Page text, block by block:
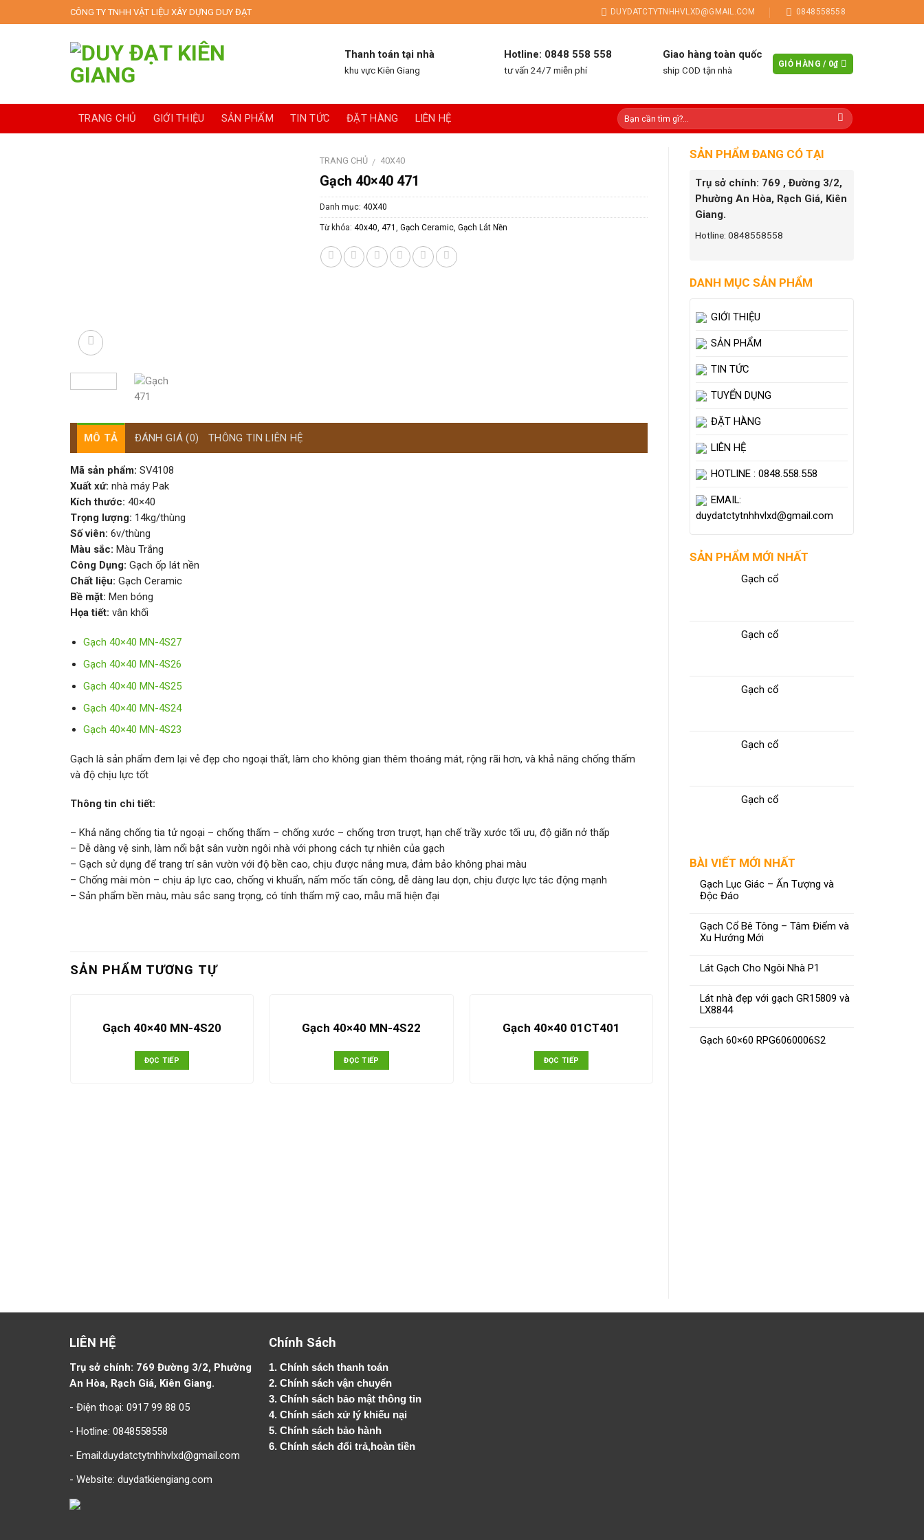
to
CÔNG TY TNHH VẬT LIỆU XÂY DỰNG DUY ĐẠT DUYDATCTYTNHHVLXD@GMAIL.COM 0848558558
Thanh toán tại nhà
khu vực Kiên Giang
Hotline: 0848 558 558
tư vấn 24/7 miễn phí
Giao hàng toàn quốc
ship COD tận nhà
GIỎ HÀNG / 0₫
TRANG CHỦ GIỚI THIỆU SẢN PHẨM TIN TỨC ĐẶT HÀNG LIÊN HỆ
TRANG CHỦ / 40X40
Gạch 40×40 471
Danh mục: 40X40
Từ khóa: 40x40, 471 , Gạch Ceramic, Gạch Lát Nền
MÔ TẢ ĐÁNH GIÁ (0) THÔNG TIN LIÊN HỆ
Mã sản phẩm: SV4108
Xuất xứ: nhà máy Pak
Kích thước: 40×40
Trọng lượng: 14kg/thùng
Số viên: 6v/thùng
Màu sắc: Màu Trắng
Công Dụng: Gạch ốp lát nền
Chất liệu: Gạch Ceramic
Bề mặt: Men bóng
Họa tiết: vân khối
Gạch 40×40 MN-4S27
Gạch 40×40 MN-4S26
Gạch 40×40 MN-4S25
Gạch 40×40 MN-4S24
Gạch 40×40 MN-4S23
Gạch là sản phẩm đem lại vẻ đẹp cho ngoại thất, làm cho không gian thêm thoáng mát, rộng rãi hơn, và khả năng chống thấm
và độ chịu lực tốt
Thông tin chi tiết:
– Khả năng chống tia tử ngoại – chống thấm – chống xước – chống trơn trượt, hạn chế trầy xước tối ưu, độ giãn nở thấp
– Dễ dàng vệ sinh, làm nổi bật sân vườn ngôi nhà với phong cách tự nhiên của gạch
– Gạch sử dụng để trang trí sân vườn với độ bền cao, chịu được nắng mưa, đảm bảo không phai màu
– Chống mài mòn – chịu áp lực cao, chống vi khuẩn, nấm mốc tấn công, dễ dàng lau dọn, chịu được lực tác động mạnh
– Sản phẩm bền màu, màu sắc sang trọng, có tính thẩm mỹ cao, mẫu mã hiện đại
SẢN PHẨM TƯƠNG TỰ
Gạch 40×40 MN-4S20
ĐỌC TIẾP
Gạch 40×40 MN-4S22
ĐỌC TIẾP
Gạch 40×40 01CT401
ĐỌC TIẾP
SẢN PHẨM ĐANG CÓ TẠI
Trụ sở chính: 769 , Đường 3/2,
Phường An Hòa, Rạch Giá, Kiên
Giang.
Hotline: 0848558558
DANH MỤC SẢN PHẨM
GIỚI THIỆU
SẢN PHẨM
TIN TỨC
TUYỂN DỤNG
ĐẶT HÀNG
LIÊN HỆ
HOTLINE : 0848.558.558
EMAIL:
duydatctytnhhvlxd@gmail.com
SẢN PHẨM MỚI NHẤT
Gạch cổ
Gạch cổ
Gạch cổ
Gạch cổ
Gạch cổ
BÀI VIẾT MỚI NHẤT
Gạch Lục Giác – Ấn Tượng và
Độc Đáo
Gạch Cổ Bê Tông – Tâm Điểm và
Xu Hướng Mới
Lát Gạch Cho Ngôi Nhà P1
Lát nhà đẹp với gạch GR15809 và
LX8844
Gạch 60×60 RPG6060006S2
LIÊN HỆ
Trụ sở chính: 769 Đường 3/2, Phường
An Hòa, Rạch Giá, Kiên Giang.
- Điện thoại: 0917 99 88 05
- Hotline: 0848558558
- Email:duydatctytnhhvlxd@gmail.com
- Website: duydatkiengiang.com
Chính Sách
1.Chính sách thanh toán
2.Chính sách vận chuyển
3. Chính sách bảo mật thông tin
4.Chính sách xử lý khiếu nại
5.Chính sách bảo hành
6.Chính sách đổi trả,hoàn tiền